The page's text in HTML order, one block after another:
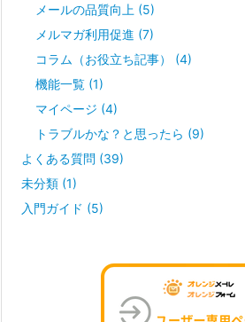
メールの品質向上 (5)
メルマガ利用促進 (7)
コラム（お役立ち記事） (4)
機能一覧 (1)
マイページ (4)
トラブルかな？と思ったら (9)
よくある質問 (39)
未分類 (1)
入門ガイド (5)